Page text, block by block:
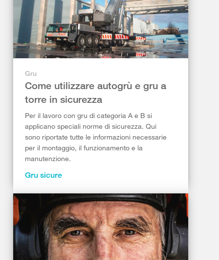
Gru
Come utilizzare autogrù e gru a
torre in sicurezza
Per il lavoro con gru di categoria A e B si
applicano speciali norme di sicurezza. Qui
sono riportate tutte le informazioni necessarie
per il montaggio, il funzionamento e la
manutenzione.
Gru sicure